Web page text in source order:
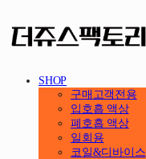
SHOP
구매고객전용
입호흡 액상
폐호흡 액상
일회용
코일&디바이스